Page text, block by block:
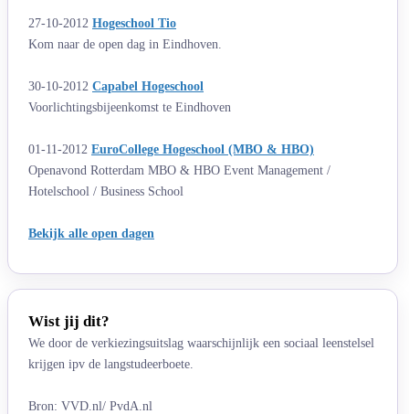
27-10-2012 Hogeschool Tio
Kom naar de open dag in Eindhoven.
30-10-2012 Capabel Hogeschool
Voorlichtingsbijeenkomst te Eindhoven
01-11-2012 EuroCollege Hogeschool (MBO & HBO)
Openavond Rotterdam MBO & HBO Event Management /
Hotelschool / Business School
Bekijk alle open dagen
Wist jij dit?
We door de verkiezingsuitslag waarschijnlijk een sociaal leenstelsel
krijgen ipv de langstudeerboete.
Bron: VVD.nl/ PvdA.nl